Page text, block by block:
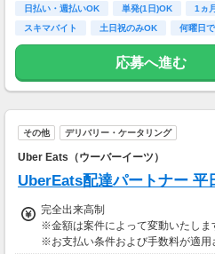
日払い・週払いOK 単発(1日)OK 1ヵ
スキマバイト
土日祝のみOK 何曜日
応募へ進む
その他 デリバリー・ケータリング
Uber Eats（ウーバーイーツ）
UberEats配達パートナー
完全出来高制
※金額は案件によって変動いたしま
※お支払い条件および手数料が適用